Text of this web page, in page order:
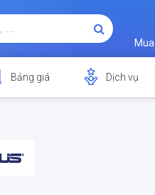
Bảng giá Dịch vụ